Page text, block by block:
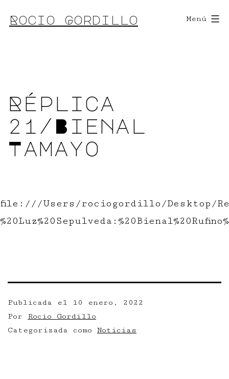
al
Rocio Gordillo Menú
Réplica
21/Bienal
Tamayo
file:///Users/rociogordillo/Desktop/
Publicada el
10 enero, 2022
Por Rocio Gordillo
Categorizada como Noticias